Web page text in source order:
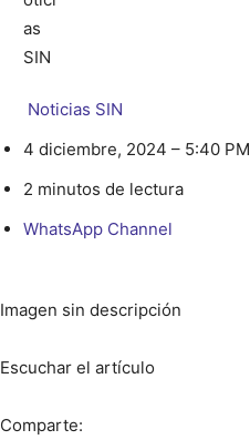
Noticias SIN
4 diciembre, 2024 – 5:40 PM
2 minutos de lectura
WhatsApp Channel
Imagen sin descripción
Escuchar el artículo
Comparte: